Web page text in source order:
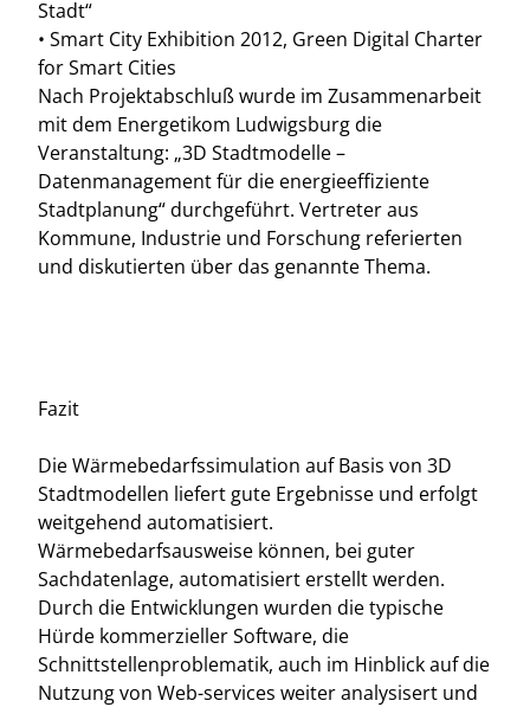
Stadt“
• Smart City Exhibition 2012, Green Digital Charter
for Smart Cities
Nach Projektabschluß wurde im Zusammenarbeit
mit dem Energetikom Ludwigsburg die
Veranstaltung: „3D Stadtmodelle –
Datenmanagement für die energieeffiziente
Stadtplanung“ durchgeführt. Vertreter aus
Kommune, Industrie und Forschung referierten
und diskutierten über das genannte Thema.
Fazit
Die Wärmebedarfssimulation auf Basis von 3D
Stadtmodellen liefert gute Ergebnisse und erfolgt
weitgehend automatisiert.
Wärmebedarfsausweise können, bei guter
Sachdatenlage, automatisiert erstellt werden.
Durch die Entwicklungen wurden die typische
Hürde kommerzieller Software, die
Schnittstellenproblematik, auch im Hinblick auf die
Nutzung von Web-services weiter analysisert und